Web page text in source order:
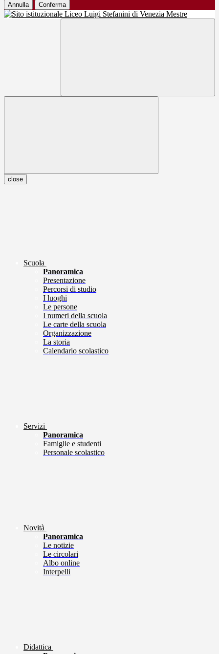
Annulla Conferma
close
Scuola
Panoramica
Presentazione
Percorsi di studio
I luoghi
Le persone
I numeri della scuola
Le carte della scuola
Organizzazione
La storia
Calendario scolastico
Servizi
Panoramica
Famiglie e studenti
Personale scolastico
Novità
Panoramica
Le notizie
Le circolari
Albo online
Interpelli
Didattica